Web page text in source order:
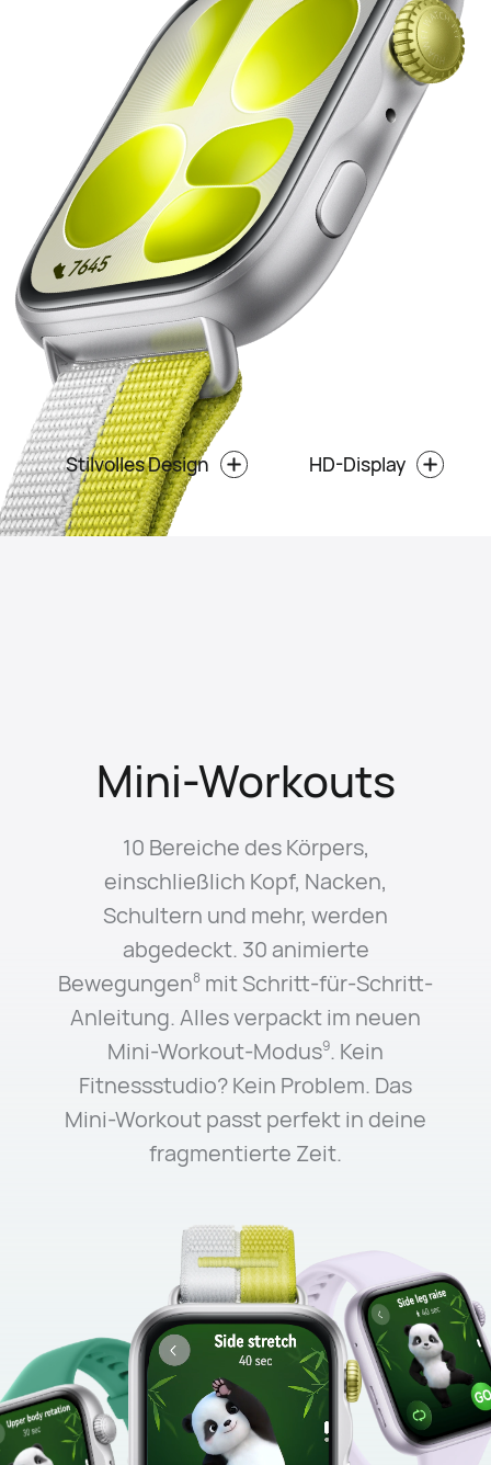
Stilvolles Design HD-Display
Mini-Workouts
10 Bereiche des Körpers,
einschließlich Kopf, Nacken,
Schultern und mehr, werden
abgedeckt. 30 animierte
Bewegungen8 mit Schritt-für-Schritt-
Anleitung. Alles verpackt im neuen
Mini-Workout-Modus9. Kein
Fitnessstudio? Kein Problem. Das
Mini-Workout passt perfekt in deine
fragmentierte Zeit.